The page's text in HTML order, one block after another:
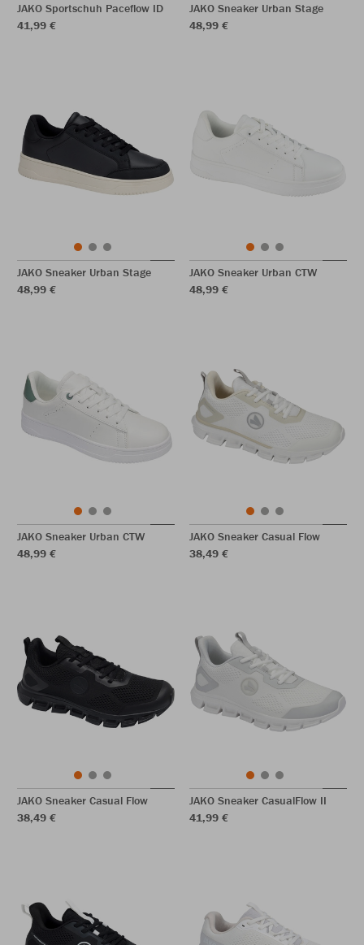
JAKO Sportschuh Paceflow ID
41,99 €
JAKO Sneaker Urban Stage
48,99 €
JAKO Sneaker Urban Stage
48,99 €
JAKO Sneaker Urban CTW
48,99 €
JAKO Sneaker Urban CTW
48,99 €
JAKO Sneaker Casual Flow
38,49 €
JAKO Sneaker Casual Flow
38,49 €
JAKO Sneaker CasualFlow II
41,99 €